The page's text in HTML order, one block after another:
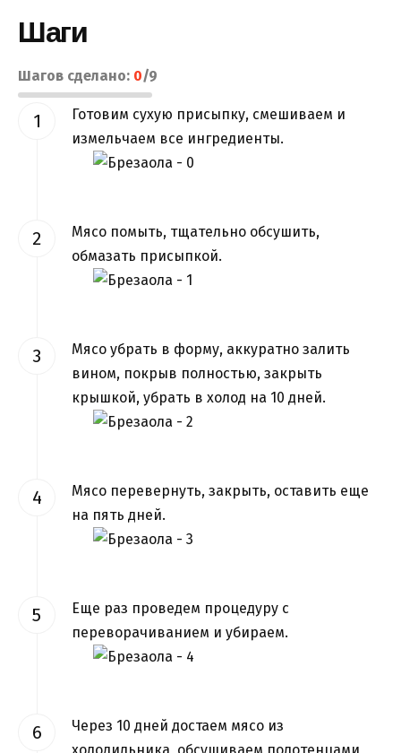
Шаги
Шагов сделано: 0/9
Готовим сухую присыпку, смешиваем и
измельчаем все ингредиенты.
Мясо помыть, тщательно обсушить,
обмазать присыпкой.
Мясо убрать в форму, аккуратно залить
вином, покрыв полностью, закрыть
крышкой, убрать в холод на 10 дней.
Мясо перевернуть, закрыть, оставить еще
на пять дней.
Еще раз проведем процедуру с
переворачиванием и убираем.
Через 10 дней достаем мясо из
холодильника, обсушиваем полотенцами,